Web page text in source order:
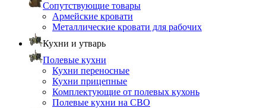
Сопутствующие товары
Армейские кровати
Металлические кровати для рабочих
Кухни и утварь
Полевые кухни
Кухни переносные
Кухни прицепные
Комплектующие от полевых кухонь
Полевые кухни на СВО